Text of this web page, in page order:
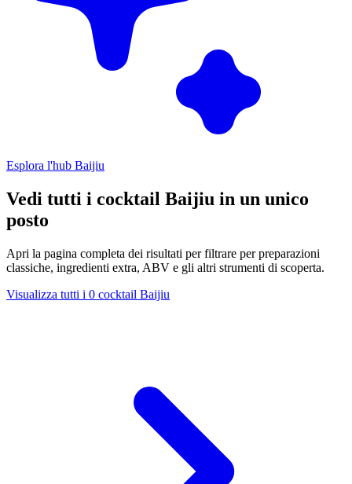
Esplora l'hub Baijiu
Vedi tutti i cocktail Baijiu in un unico
posto
Apri la pagina completa dei risultati per filtrare per preparazioni
classiche, ingredienti extra, ABV e gli altri strumenti di scoperta.
Visualizza tutti i 0 cocktail Baijiu